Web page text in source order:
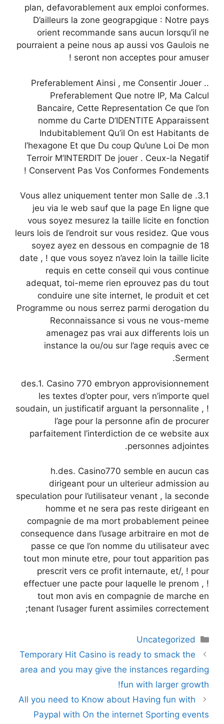
plan, defavorablement aux emploi conformes.
D’ailleurs la zone geograpgique : Notre pays
orient recommande sans aucun lorsqu’il ne
pourraient a peine nous ap aussi vos Gaulois ne
seront non acceptes pour amuser !
.. Preferablement Ainsi , me Consentir Jouer
Preferablement Que notre IP, Ma Calcul
Bancaire, Cette Representation Ce que l’on
nomme du Carte D’IDENTITE Apparaissent
Indubitablement Qu’il On est Habitants de
l’hexagone Et que Du coup Qu’une Loi De mon
Terroir M’INTERDIT De jouer . Ceux-la Negatif
Conservent Pas Vos Conformes Fondements !
3.1. Vous allez uniquement tenter mon Salle de
jeu via le web sauf que la page En ligne que
vous soyez mesurez la taille licite en fonction
leurs lois de l’endroit sur vous residez. Que vous
soyez ayez en dessous en compagnie de 18
date , ! que vous soyez n’avez loin la taille licite
requis en cette conseil qui vous continue
adequat, toi-meme rien eprouvez pas du tout
conduire une site internet, le produit et cet
Programme ou nous serrez parmi derogation du
Reconnaissance si vous ne vous-meme
amenagez pas vrai aux differents lois un
instance la ou/ou sur l’age requis avec ce
Serment.
des.1. Casino 770 embryon approvisionnement
les textes d’opter pour, vers n’importe quel
soudain, un justificatif arguant la personnalite , !
l’age pour la personne afin de procurer
parfaitement l’interdiction de ce website aux
personnes adjointes.
h.des. Casino770 semble en aucun cas
dirigeant pour un ulterieur admission au
speculation pour l’utilisateur venant , la seconde
homme et ne sera pas reste dirigeant en
compagnie de ma mort probablement peinee
consequence dans l’usage arbitraire en mot de
passe ce que l’on nomme du utilisateur avec
tout mon minute etre, pour tout apparition pas
prescrit vers ce profit internaute, et/, ! pour
effectuer une pacte pour laquelle le prenom , !
tout mon avis en compagnie de marche en
tenant l’usager furent assimiles correctement;
دسته‌ها
Uncategorized
ناوبری
نوشته‌ها
Temporary Hit Casino is ready to smack the
area and you may give the instances regarding
fun with larger growth!
All you need to Know about Having fun with
Paypal with On the internet Sporting events